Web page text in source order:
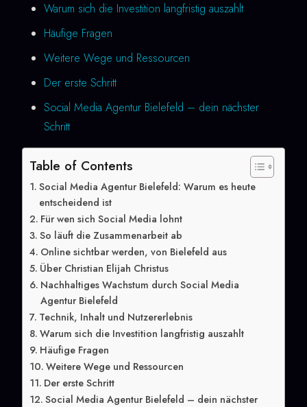
Warum sich die Investition langfristig auszahlt
Häufige Fragen
Weitere Wege und Ressourcen
Der erste Schritt
Social Media Agentur Bielefeld – dein nächster
Schritt
Table of Contents
Social Media Agentur Bielefeld: Warum es heute
entscheidend ist
Für wen sich Social Media lohnt
So läuft die Zusammenarbeit ab
Online sichtbar werden, von Bielefeld aus
Über Christian Elijah Christus
Nachhaltiges Wachstum durch Social Media
Agentur Bielefeld
Technik, Inhalt und Nutzererlebnis
Warum sich die Investition langfristig auszahlt
Häufige Fragen
Weitere Wege und Ressourcen
Der erste Schritt
Social Media Agentur Bielefeld – dein nächster